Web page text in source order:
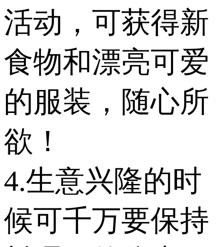
活动，可获得新
食物和漂亮可爱
的服装，随心所
欲！
4.生意兴隆的时
候可千万要保持